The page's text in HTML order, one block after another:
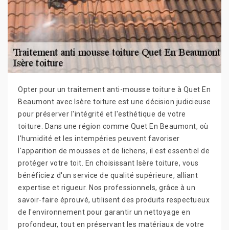
Opter pour un traitement anti-mousse toiture à Quet En
Beaumont avec Isère toiture est une décision judicieuse
pour préserver l'intégrité et l'esthétique de votre
toiture. Dans une région comme Quet En Beaumont, où
l'humidité et les intempéries peuvent favoriser
l'apparition de mousses et de lichens, il est essentiel de
protéger votre toit. En choisissant Isère toiture, vous
bénéficiez d'un service de qualité supérieure, alliant
expertise et rigueur. Nos professionnels, grâce à un
savoir-faire éprouvé, utilisent des produits respectueux
de l'environnement pour garantir un nettoyage en
profondeur, tout en préservant les matériaux de votre